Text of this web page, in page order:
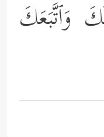
وَٱتَّبَعَكَ